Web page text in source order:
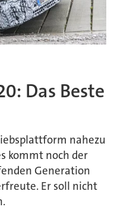
Das Beste
nahezu
kommt noch der
Generation
Er soll nicht